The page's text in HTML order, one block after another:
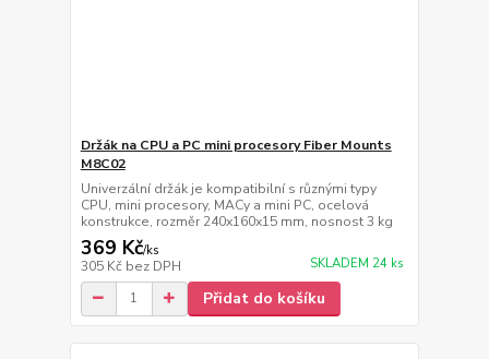
Držák na CPU a PC mini procesory Fiber Mounts
M8C02
Univerzální držák je kompatibilní s různými typy
CPU, mini procesory, MACy a mini PC, ocelová
konstrukce, rozměr 240x160x15 mm, nosnost 3 kg
369 Kč/ks
305 Kč bez DPH SKLADEM 24 ks
Přidat do košíku